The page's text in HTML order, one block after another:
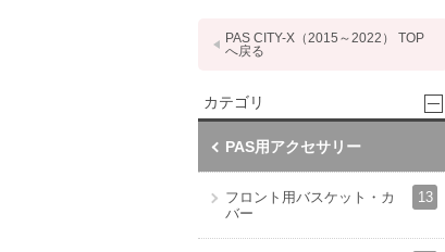
PAS CITY-X（2015～2022） TOP
へ戻る
カテゴリ
PAS用アクセサリー
フロント用バスケット・カ
バー
13